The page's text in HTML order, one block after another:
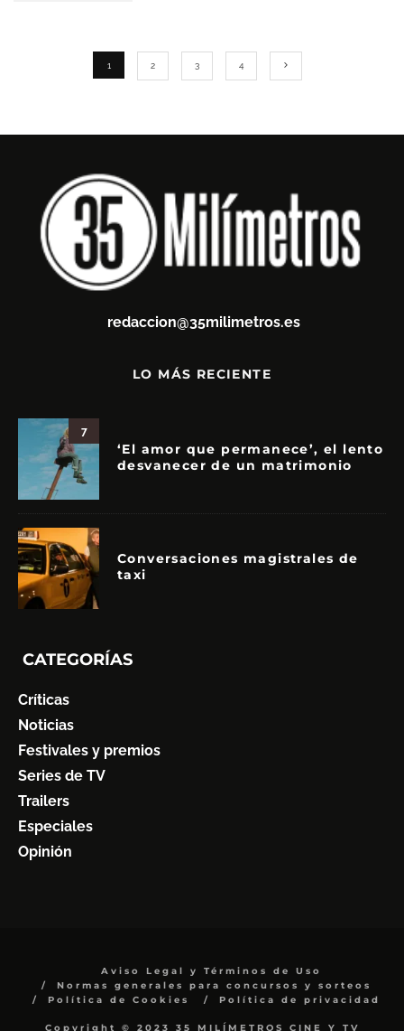
1 2 3 4
redaccion@35milimetros.es
LO MÁS RECIENTE
7
‘El amor que permanece’, el lento
desvanecer de un matrimonio
Conversaciones magistrales de
taxi
CATEGORÍAS
Críticas
Noticias
Festivales y premios
Series de TV
Trailers
Especiales
Opinión
Aviso Legal y Términos de Uso
Normas generales para concursos y sorteos
Política de Cookies
Política de privacidad
Copyright © 2023 35 MILÍMETROS CINE Y TV